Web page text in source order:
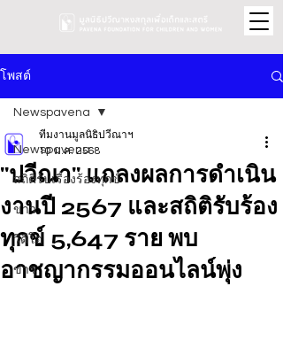
โพสต์
Newspavena
สถิติรับเรื่องร้องทุกข์
ข่าว
วิดีโอ
ข่าว
Newspavena
"ปวีณา" แถลงผลการดำเนิน
งานปี 2567 และสถิติรับร้อง
ทุกข์ 5,647 ราย พบ
อาชญากรรมออนไลน์พุ่ง
ทีมงานมูลนิธิปวีณาฯ
10 ม.ค. 2568